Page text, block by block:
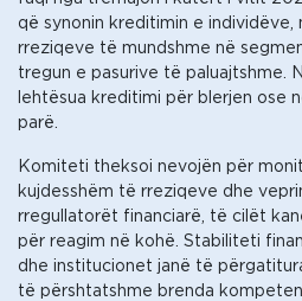
që synonin kreditimin e individëve,
rreziqeve të mundshme në
tregun e pasurive të paluajtshme.
lehtësua kreditimi për blerjen ose
parë.
Komiteti theksoi nevojën për
kujdesshëm të rreziqeve dhe
rregullatorët financiarë, të cilët
për reagim në kohë. Stabiliteti
dhe institucionet janë të
të përshtatshme brenda